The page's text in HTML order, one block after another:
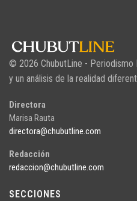
© 2026 ChubutLine - Periodismo
y un análisis de la realidad
Directora
Marisa Rauta
directora@chubutline.com
Redacción
redaccion@chubutline.com
SECCIONES